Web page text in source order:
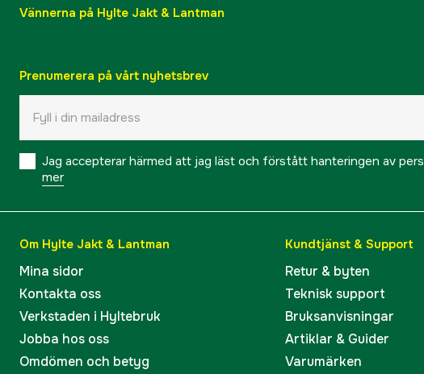
Vännerna på Hylte Jakt & Lantman
Prenumerera på vårt nyhetsbrev
Jag accepterar härmed att jag läst och förstått hanteringen av
mer
Om Hylte Jakt & Lantman
Mina sidor
Kontakta oss
Verkstaden i Hyltebruk
Jobba hos oss
Omdömen och betyg
Kundtjänst & Support
Retur & byten
Teknisk support
Bruksanvisningar
Artiklar & Guider
Varumärken